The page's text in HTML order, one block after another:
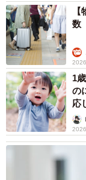
数
1
の
応
出